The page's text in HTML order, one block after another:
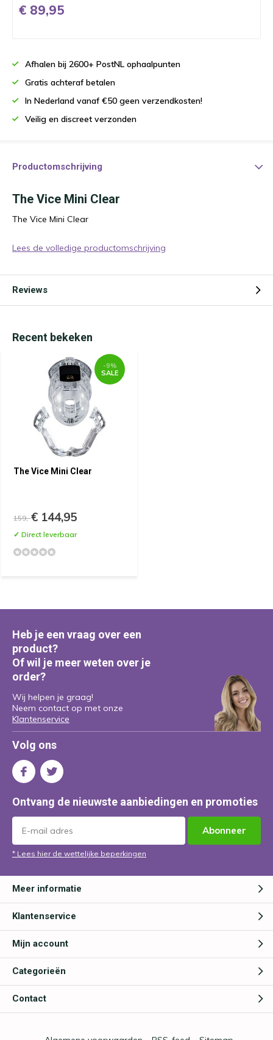
€ 89,95
Afhalen bij 2600+ PostNL ophaalpunten
Gratis achteraf betalen
In Nederland vanaf €50 geen verzendkosten!
Veilig en discreet verzonden
Productomschrijving
The Vice Mini Clear
The Vice Mini Clear
Lees de volledige productomschrijving
Reviews
Recent bekeken
The Vice Mini Clear
-9%
SALE
159,-€ 144,95
✓ Direct leverbaar
Heb je een vraag over een
product?
Of wil je meer weten over je
order?
Wij helpen je graag!
Neem contact op met onze
Klantenservice
Volg ons
Ontvang de nieuwste aanbiedingen en promoties
Abonneer
* Lees hier de wettelijke beperkingen
Meer informatie
Klantenservice
Mijn account
Categorieën
Contact